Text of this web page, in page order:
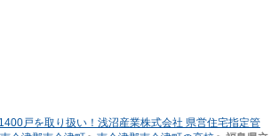
戸を取り扱い！浅沼産業株式会社 県営住宅指定管